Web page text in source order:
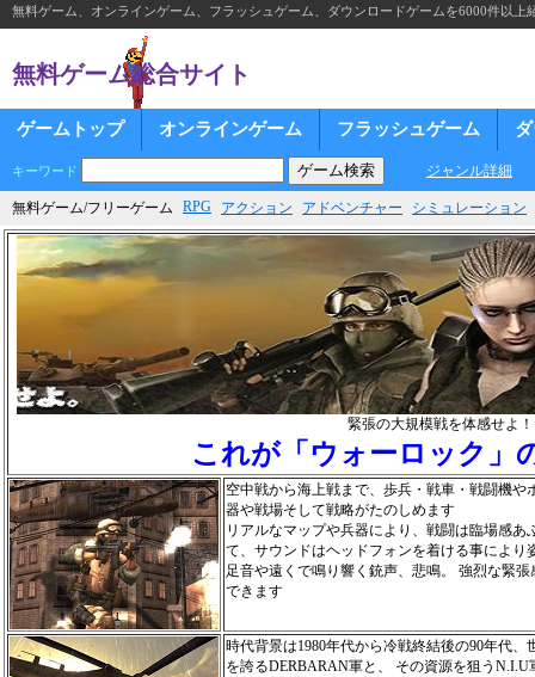
無料ゲーム、オンラインゲーム、フラッシュゲーム、ダウンロードゲームを6000件以上
無料ゲーム総合サイト
ゲームトップ オンラインゲーム フラッシュゲーム
キーワード ジャンル詳細
無料ゲーム/フリーゲーム RPG アクション アドベンチャー シミュレーション
緊張の大規模戦を体感せよ！
これが「ウォーロック」
空中戦から海上戦まで、歩兵・戦車・戦闘機や
器や戦場そして戦略がたのしめます
リアルなマップや兵器により、戦闘は臨場感あ
て、サウンドはヘッドフォンを着ける事により
足音や遠くで鳴り響く銃声、悲鳴。 強烈な緊
できます
時代背景は1980年代から冷戦終結後の90年代、
を誇るDERBARAN軍と、 その資源を狙うN.I.U